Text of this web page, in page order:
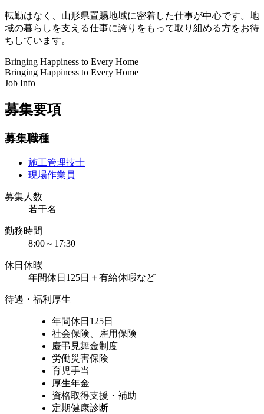
転勤はなく、山形県置賜地域に密着した仕事が中心です。地
域の暮らしを支える仕事に誇りをもって取り組める方をお待
ちしています。
Bringing Happiness to Every Home
Bringing Happiness to Every Home
Job Info
募集要項
募集職種
施工管理技士
現場作業員
募集人数
若干名
勤務時間
8:00～17:30
休日休暇
年間休日125日＋有給休暇など
待遇・福利厚生
年間休日125日
社会保険、雇用保険
慶弔見舞金制度
労働災害保険
育児手当
厚生年金
資格取得支援・補助
定期健康診断